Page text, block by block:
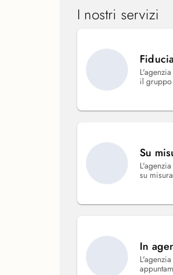
I nostri servizi
Fiducia
il
Su
su
In